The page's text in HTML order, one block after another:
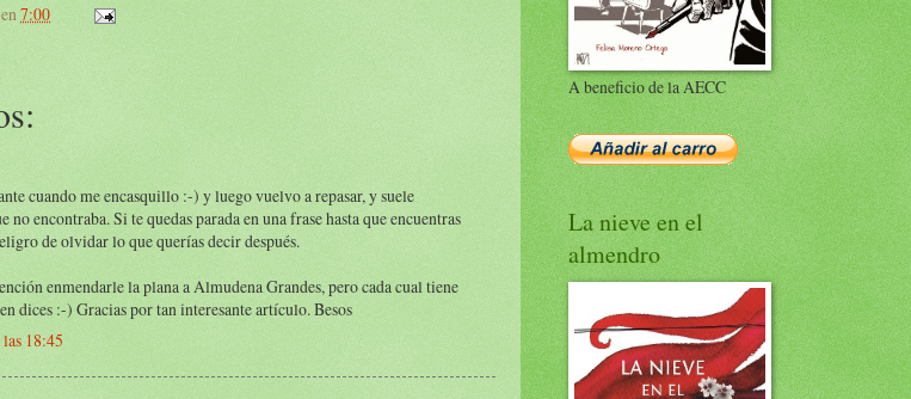
en 7:00
cuando me encasquillo :-) y luego vuelvo a repasar, y suele
no encontraba. Si te quedas parada en una frase hasta que encuentras
de olvidar lo que querías decir después.
enmendarle la plana a Almudena Grandes, pero cada cual tiene
dices :-) Gracias por tan interesante artículo. Besos
18:45
A beneficio de la AECC
La nieve en el
almendro